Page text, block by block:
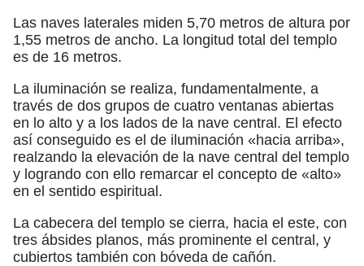
Las naves laterales miden 5,70 metros de altura por
1,55 metros de ancho. La longitud total del templo
es de 16 metros.
La iluminación se realiza, fundamentalmente, a
través de dos grupos de cuatro ventanas abiertas
en lo alto y a los lados de la nave central. El efecto
así conseguido es el de iluminación «hacia arriba»,
realzando la elevación de la nave central del templo
y logrando con ello remarcar el concepto de «alto»
en el sentido espiritual.
La cabecera del templo se cierra, hacia el este, con
tres ábsides planos, más prominente el central, y
cubiertos también con bóveda de cañón.